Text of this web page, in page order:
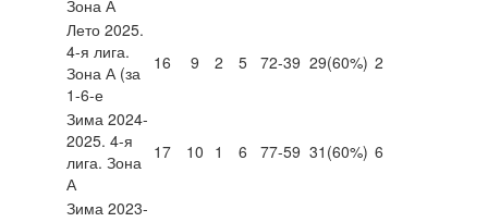
Зона А
Лето 2025.
4-я лига.
Зона А (за
1-6-е
16 9 2 5 72-39 29(60%) 2
Зима 2024-
2025. 4-я
лига. Зона
А
17 10 1 6 77-59 31 (60%) 6
Зима 2023-